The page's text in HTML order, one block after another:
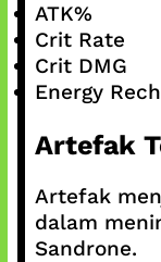
ATK%
Crit Rate
Crit DMG
Energy
Artefak
Artefak
dalam
Sandrone.